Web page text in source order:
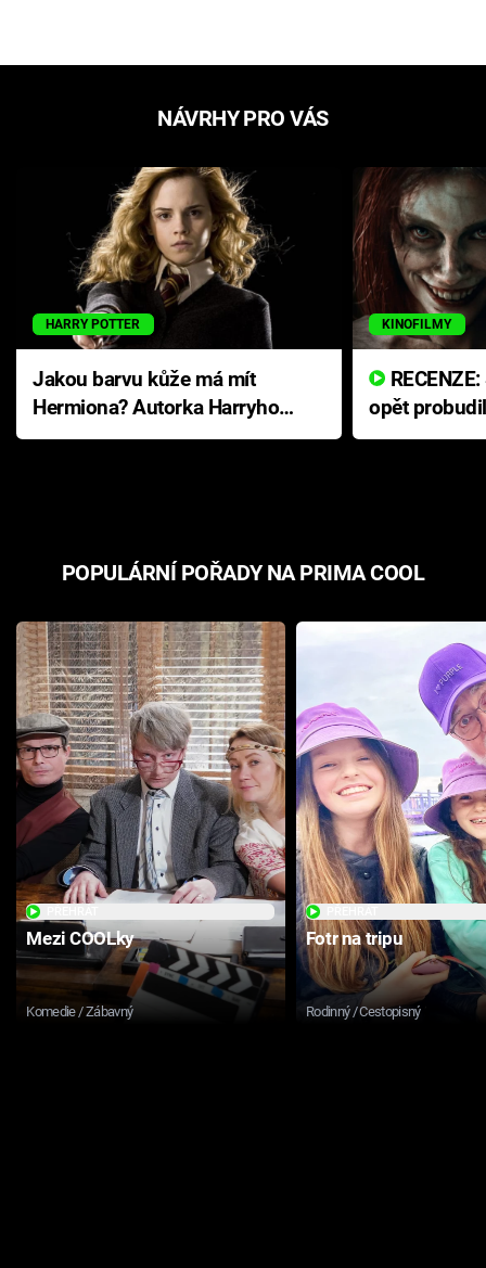
NÁVRHY PRO VÁS
HARRY POTTER
Jakou barvu kůže má mít
Hermiona? Autorka Harryho
Pottera přišla s ráznou
KINOFILMY
opět
přichází s
POPULÁRNÍ POŘADY NA PRIMA COOL
Mezi COOLky
Komedie / Zábavný
Fotr na tripu
Rodinný / Cestopisný